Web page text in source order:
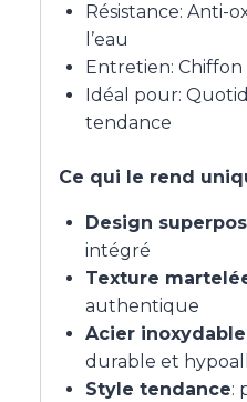
Résistance: Anti-
l’eau
Entretien:
Idéal pour:
tendance
Ce qui le rend
Design
intégré
Texture
authentique
Acier inoxydable
durable et
Style tendance: